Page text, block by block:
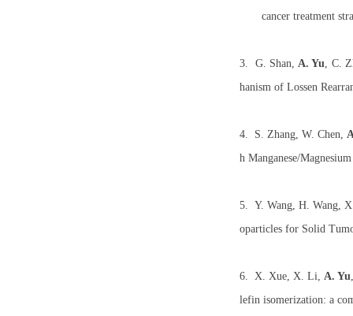
cancer treatment
3. G. Shan, A. Yu, C.
hanism of Lossen
4. S. Zhang, W. Chen,
h Manganese/
5. Y. Wang, H. Wang,
oparticles for Solid
6. X. Xue, X. Li, A. Yu
lefin isomerization: a